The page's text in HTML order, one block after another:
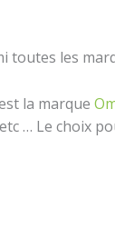
les
la marque
… Le choix